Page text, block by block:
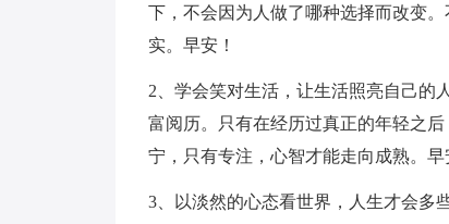
下，不会因为人做了哪种选择而改变
实。早安！
2、学会笑对生活，让生活照亮自己的
富阅历。只有在经历过真正的年轻之
宁，只有专注，心智才能走向成熟。早
3、以淡然的心态看世界，人生才会多